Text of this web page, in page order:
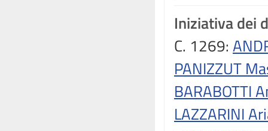
Iniziativa dei
C. 1269:
PANIZZUT
BARABOTTI
LAZZARINI